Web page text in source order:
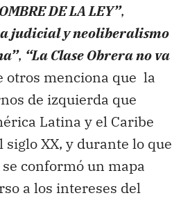
DE LA LEY”,
judicial y neoliberalismo
, “La Clase Obrera no va
menciona que la
de izquierda que
Latina y el Caribe
siglo XX, y durante lo que
conformó un mapa
a los intereses del